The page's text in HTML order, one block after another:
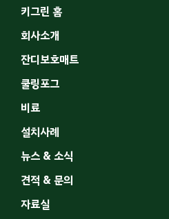
키그린 홈
회사소개
잔디보호매트
쿨링포그
비료
설치사례
뉴스 & 소식
견적 & 문의
자료실